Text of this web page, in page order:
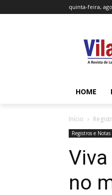
quinta-feira,
HOME
Início
Registros e Notas
no